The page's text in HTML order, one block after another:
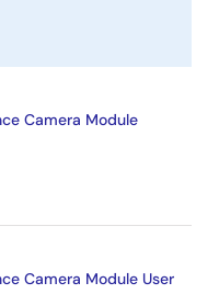
Camera Module
Camera Module User